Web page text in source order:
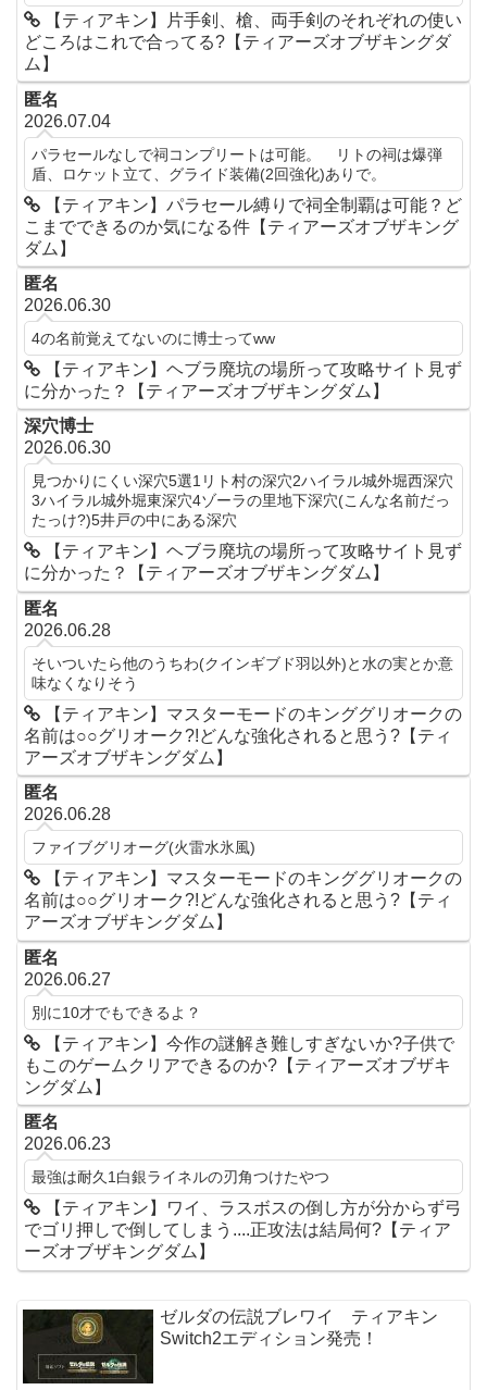
【ティアキン】片手剣、槍、両手剣のそれぞれの使い
どころはこれで合ってる?【ティアーズオブザキングダ
ム】
匿名
2026.07.04
パラセールなしで祠コンプリートは可能。 リトの祠は爆弾
盾、ロケット立て、グライド装備(2回強化)ありで。
【ティアキン】パラセール縛りで祠全制覇は可能？ど
こまでできるのか気になる件【ティアーズオブザキング
ダム】
匿名
2026.06.30
4の名前覚えてないのに博士ってww
【ティアキン】ヘブラ廃坑の場所って攻略サイト見ず
に分かった？【ティアーズオブザキングダム】
深穴博士
2026.06.30
見つかりにくい深穴5選1リト村の深穴2ハイラル城外堀西深穴
3ハイラル城外堀東深穴4ゾーラの里地下深穴(こんな名前だっ
たっけ?)5井戸の中にある深穴
【ティアキン】ヘブラ廃坑の場所って攻略サイト見ず
に分かった？【ティアーズオブザキングダム】
匿名
2026.06.28
そいついたら他のうちわ(クインギブド羽以外)と水の実とか意
味なくなりそう
【ティアキン】マスターモードのキンググリオークの
名前は○○グリオーク?!どんな強化されると思う?【ティ
アーズオブザキングダム】
匿名
2026.06.28
ファイブグリオーグ(火雷水氷風)
【ティアキン】マスターモードのキンググリオークの
名前は○○グリオーク?!どんな強化されると思う?【ティ
アーズオブザキングダム】
匿名
2026.06.27
別に10才でもできるよ？
【ティアキン】今作の謎解き難しすぎないか?子供で
もこのゲームクリアできるのか?【ティアーズオブザキ
ングダム】
匿名
2026.06.23
最強は耐久1白銀ライネルの刃角つけたやつ
【ティアキン】ワイ、ラスボスの倒し方が分からず弓
でゴリ押しで倒してしまう....正攻法は結局何?【ティア
ーズオブザキングダム】
ゼルダの伝説ブレワイ ティアキン
Switch2エディション発売！